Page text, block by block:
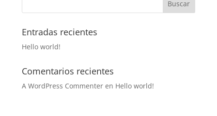
Entradas recientes
Hello world!
Comentarios recientes
A WordPress Commenteren Hello world!